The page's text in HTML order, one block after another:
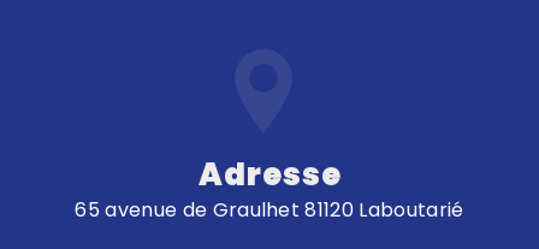
Adresse
65 avenue de Graulhet 81120 Laboutarié